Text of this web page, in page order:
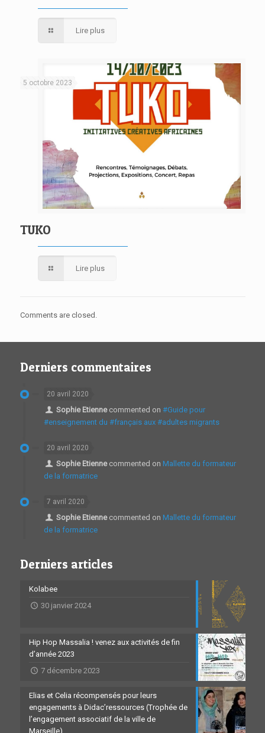
Lire plus
5 octobre 2023
TUKO
Lire plus
Comments are closed.
Derniers commentaires
20 avril 2020
Sophie Etiennecommented on #Guide pour
#enseignement du #français aux #adultes migrants
20 avril 2020
Sophie Etiennecommented on Mallette du formateur
de la formatrice
7 avril 2020
Sophie Etiennecommented on Mallette du formateur
de la formatrice
Derniers articles
Kolabee
30 janvier 2024
Hip Hop Massalia ! venez aux activités de fin
d’année 2023
7 décembre 2023
Elias et Celia récompensés pour leurs
engagements à Didac’ressources (Trophée de
l’engagement associatif de la ville de
Marseille)